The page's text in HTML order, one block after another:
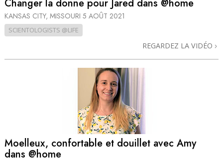
Changer la donne pour Jared dans @home
KANSAS CITY, MISSOURI 5 AOÛT 2021
SCIENTOLOGISTS @LIFE
REGARDEZ LA VIDÉO
Moelleux, confortable et douillet avec Amy
dans @home